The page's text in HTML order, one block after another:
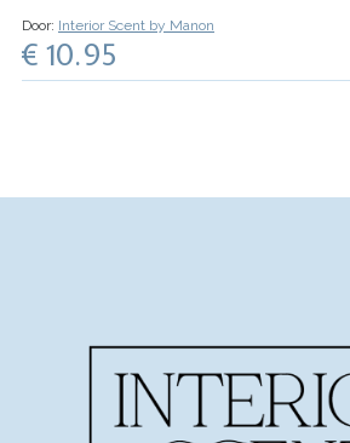
breedte 10 cm x hoogte 5 cm
Door: Interior Scent by Manon
€ 10.95